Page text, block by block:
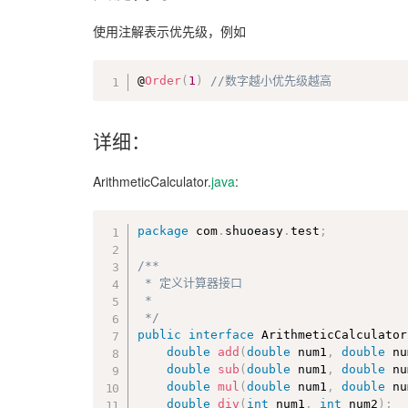
使用注解表示优先级，例如
@Order( 1 ) //数字越小优先级越高
详细：
ArithmeticCalculator.java:
package com . shuoeasy .test ;
/**
* 定义计算器接口
*
*/
public
interface ArithmeticCalculator
double
add (double num1 , double
double
sub (double num1 , double
double
mul (double num1 , double
double
div ( int num1 , int num2 ) ;